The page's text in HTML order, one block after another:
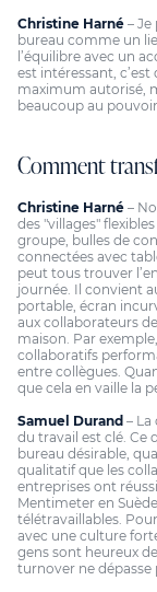
Christine Harné –
bureau comme un
l’équilibre avec un
est intéressant,
maximum autorisé,
beaucoup au
Comment
Christine Harné –
des "villages"
groupe, bulles de
connectées avec
peut tous trouver
journée. Il convient
portable, écran
aux collaborateurs
maison. Par
collaboratifs
entre collègues.
que cela en vaille la
Samuel Durand – La
du travail est clé. Ce
bureau désirable,
qualitatif que les
entreprises ont
Mentimeter en
télétravaillables.
avec une culture
gens sont heureux
turnover ne dépasse